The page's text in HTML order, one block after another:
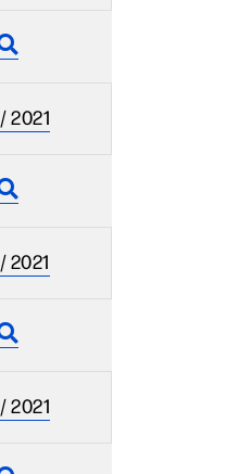
/ 2021
/ 2021
/ 2021